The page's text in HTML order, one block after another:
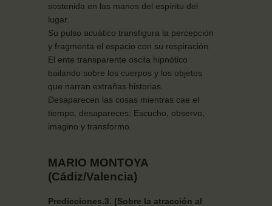
sostenida en las manos del espíritu del
lugar.
Su pulso acuático transfigura la percepción
y fragmenta el espacio con su respiración.
El ente transparente oscila hipnótico
bailando sobre los cuerpos y los objetos
que narran extrañas historias.
Desaparecen las cosas mientras cae el
tiempo, desapareces: Escucho, observo,
imagino y transformo.
MARIO MONTOYA
(Cádiz/Valencia)
Predicciones.3. (Sobre la atracción al